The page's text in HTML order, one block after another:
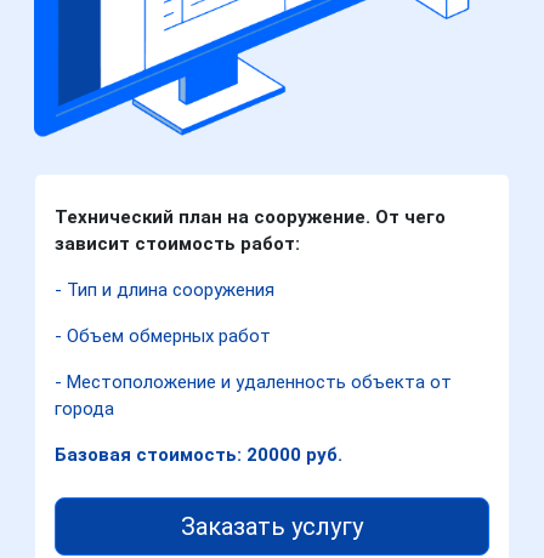
Технический план на сооружение. От чего
зависит стоимость работ:
- Тип и длина сооружения
- Объем обмерных работ
- Местоположение и удаленность объекта от
города
Базовая стоимость: 20000 руб.
Заказать услугу